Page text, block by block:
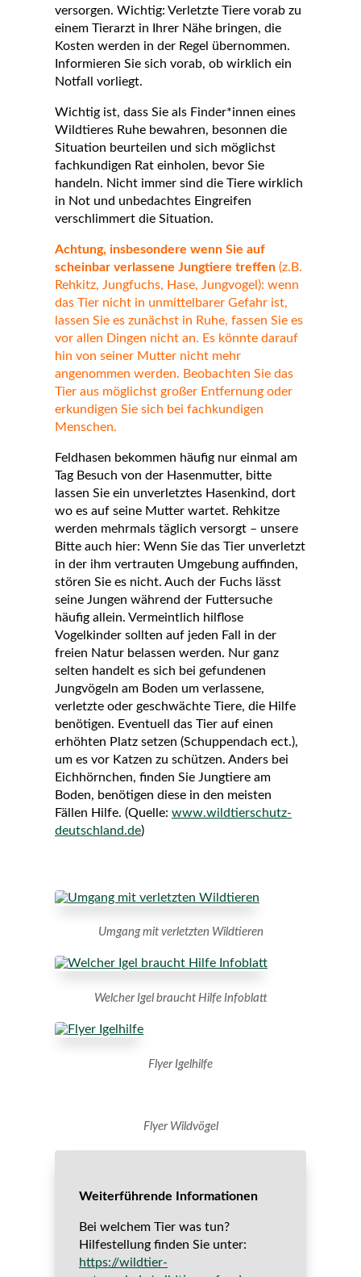
versorgen. Wichtig: Verletzte Tiere vorab zu
einem Tierarzt in Ihrer Nähe bringen, die
Kosten werden in der Regel übernommen.
Informieren Sie sich vorab, ob wirklich ein
Notfall vorliegt.
Wichtig ist, dass Sie als Finder*innen eines
Wildtieres Ruhe bewahren, besonnen die
Situation beurteilen und sich möglichst
fachkundigen Rat einholen, bevor Sie
handeln. Nicht immer sind die Tiere wirklich
in Not und unbedachtes Eingreifen
verschlimmert die Situation.
Achtung, insbesondere wenn Sie auf
scheinbar verlassene Jungtiere treffen (z.B.
Rehkitz, Jungfuchs, Hase, Jungvogel): wenn
das Tier nicht in unmittelbarer Gefahr ist,
lassen Sie es zunächst in Ruhe, fassen Sie es
vor allen Dingen nicht an. Es könnte darauf
hin von seiner Mutter nicht mehr
angenommen werden. Beobachten Sie das
Tier aus möglichst großer Entfernung oder
erkundigen Sie sich bei fachkundigen
Menschen.
Feldhasen bekommen häufig nur einmal am
Tag Besuch von der Hasenmutter, bitte
lassen Sie ein unverletztes Hasenkind, dort
wo es auf seine Mutter wartet. Rehkitze
werden mehrmals täglich versorgt – unsere
Bitte auch hier: Wenn Sie das Tier unverletzt
in der ihm vertrauten Umgebung auffinden,
stören Sie es nicht. Auch der Fuchs lässt
seine Jungen während der Futtersuche
häufig allein. Vermeintlich hilflose
Vogelkinder sollten auf jeden Fall in der
freien Natur belassen werden. Nur ganz
selten handelt es sich bei gefundenen
Jungvögeln am Boden um verlassene,
verletzte oder geschwächte Tiere, die Hilfe
benötigen. Eventuell das Tier auf einen
erhöhten Platz setzen (Schuppendach ect.),
um es vor Katzen zu schützen. Anders bei
Eichhörnchen, finden Sie Jungtiere am
Boden, benötigen diese in den meisten
Fällen Hilfe. (Quelle: www.wildtierschutz-
deutschland.de)
Umgang mit verletzten Wildtieren
Welcher Igel braucht Hilfe Infoblatt
Flyer Igelhilfe
Flyer Wildvögel
Weiterführende Informationen
Bei welchem Tier was tun?
Hilfestellung finden Sie unter:
https://wildtier-